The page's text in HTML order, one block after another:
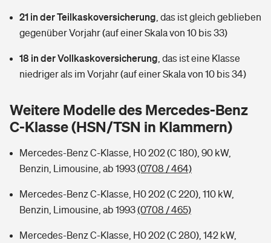
Zur Übersicht
Tools
Hochwasser-Check: Wie gefährdet ist Ihr Haus?
Wer versichert was: Jetzt Versicherer finden
Pferdehalter-Haftpflicht
Private Cyberversicherung
Musikinstrumentenversicherung
Tools
Wer versichert was: Jetzt Versicherer finden
Rentenrechner: Wie viel Geld bekomme ich im Alter?
21 in der Teilkaskoversicherung das ist gleich geblieben
gegenüber Vorjahr (auf einer Skala von 10 bis 33)
18 in der Vollkaskoversicherung das ist eine Klasse
niedriger als im Vorjahr (auf einer Skala von 10 bis 34)
Weitere Modelle des Mercedes-Benz
C-Klasse (HSN/TSN in Klammern)
Mercedes-Benz C-Klasse, H0 202 (C 180), 90 kW,
Benzin, Limousine, ab 1993(0708 / 464)
Mercedes-Benz C-Klasse, H0 202 (C 220), 110 kW,
Benzin, Limousine, ab 1993(0708 / 465)
Mercedes-Benz C-Klasse, H0 202 (C 280), 142 kW,